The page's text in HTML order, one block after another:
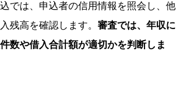
では、申込者の信用情報を照会し、他
残高を確認します。 審査では、年収に
数や借入合計額が適切かを判断しま